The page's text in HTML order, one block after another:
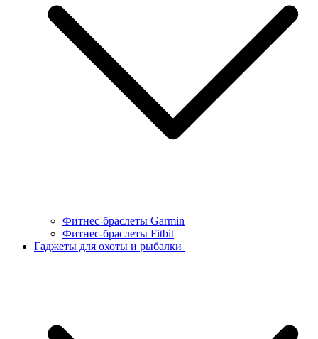
Фитнес-браслеты Garmin
Фитнес-браслеты Fitbit
Гаджеты для охоты и рыбалки